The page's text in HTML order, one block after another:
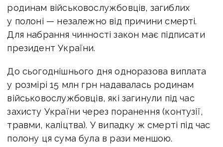
родинам військовослужбовців, загиблих
у полоні — незалежно від причини смерті.
Для набрання чинності закон має підписати
президент України.
До сьогоднішнього дня одноразова виплата
у розмірі 15 млн грн надавалась родинам
військовослужбовців, які загинули під час
захисту України через поранення (контузії,
травми, каліцтва). У випадку ж смерті під час
полону ця сума була в рази меншою.